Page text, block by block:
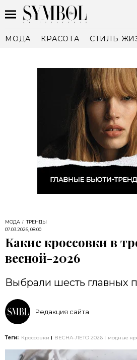
МОДА КРАСОТА СТИЛЬ
МОДА
ТРЕНДЫ
07.03.2026, 08:00
Какие кроссовки в
весной-2026
Выбрали шесть главных
Редакция сайта
Теги: Кроссовки ВЕСНА-ЛЕТО 2026 модные